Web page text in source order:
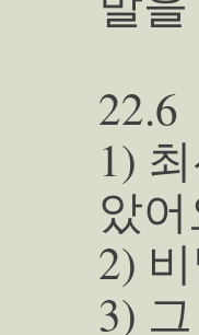
22.6
1)
았
2)
3)